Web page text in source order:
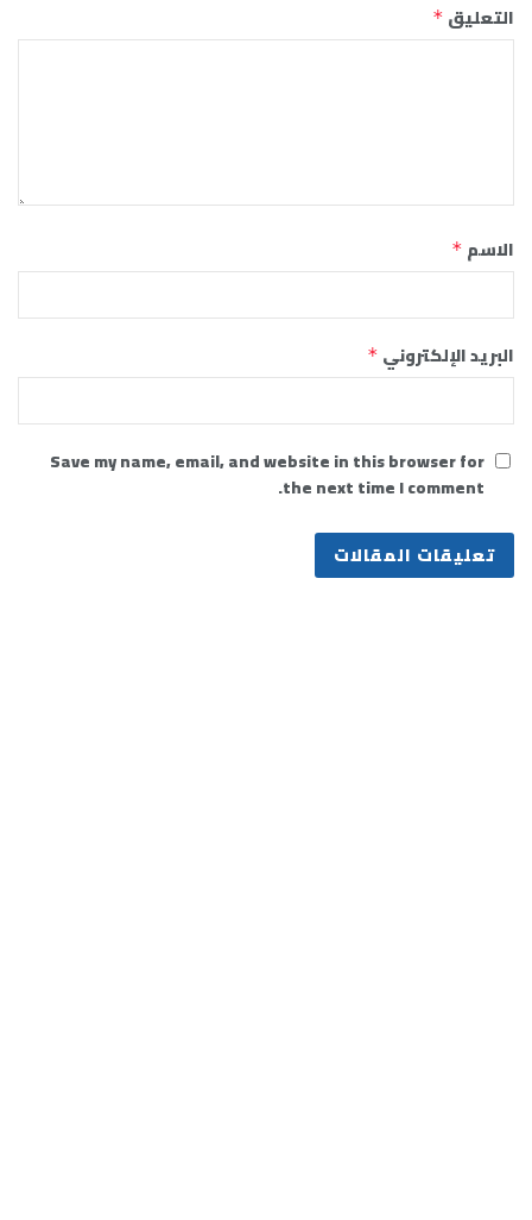
التعليق *
الاسم *
البريد الإلكتروني *
Save my name, email, and website in this browser for
the next time I comment.